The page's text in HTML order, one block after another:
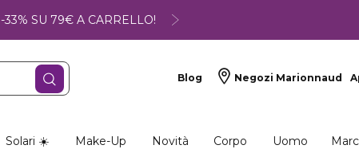
-33% SU 79€ A CARRELLO!
Blog Negozi Marionnaud
Solari ☀️ Make-Up Novità Corpo Uomo